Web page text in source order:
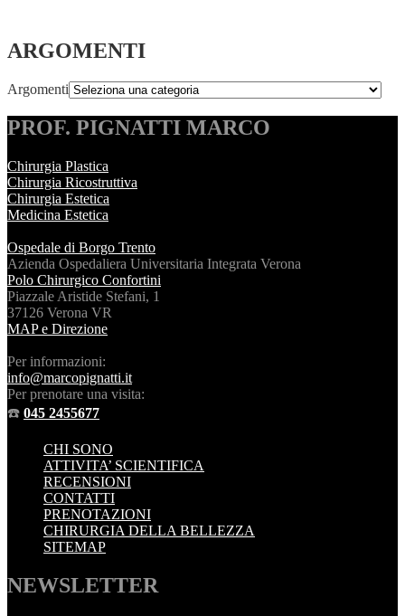
ARGOMENTI
Argomenti
PROF. PIGNATTI MARCO
Chirurgia Plastica
Chirurgia Ricostruttiva
Chirurgia Estetica
Medicina Estetica
Ospedale di Borgo Trento
Azienda Ospedaliera Universitaria Integrata Verona
Polo Chirurgico Confortini
Piazzale Aristide Stefani, 1
37126 Verona VR
MAP e Direzione
Per informazioni:
info@marcopignatti.it
Per prenotare una visita:
☎️ 045 2455677
CHI SONO
ATTIVITA’ SCIENTIFICA
RECENSIONI
CONTATTI
PRENOTAZIONI
CHIRURGIA DELLA BELLEZZA
SITEMAP
NEWSLETTER